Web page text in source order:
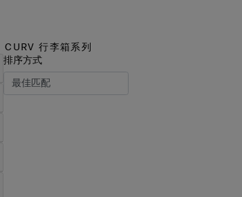
CURV 行李箱系列
排序方式